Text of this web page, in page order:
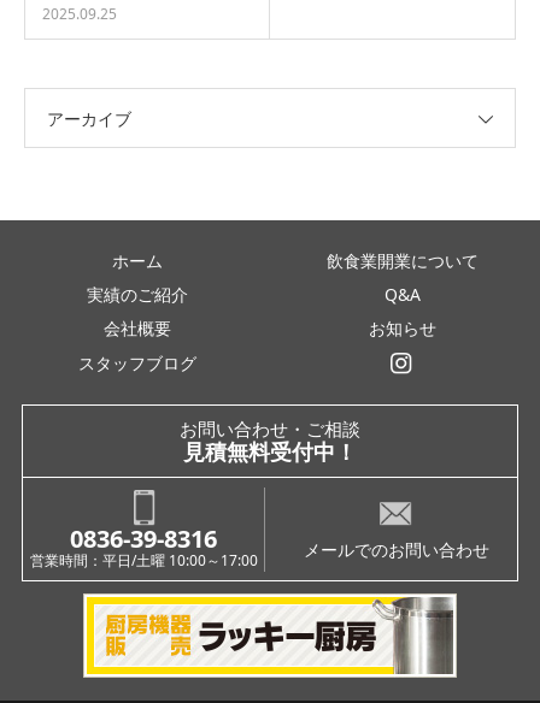
2025.09.25
アーカイブ
ホーム
飲食業開業について
実績のご紹介
Q&A
会社概要
お知らせ
スタッフブログ
お問い合わせ・ご相談
見積無料受付中！
0836-39-8316
営業時間：平日/土曜 10:00～17:00 メールでのお問い合わせ